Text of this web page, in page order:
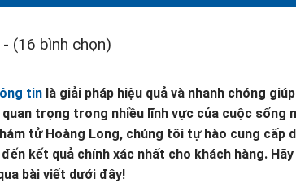
(16 bình chọn)
tin là giải pháp hiệu quả và nhanh chóng
trọng trong nhiều lĩnh vực của cuộc sống
tử Hoàng Long, chúng tôi tự hào cung
kết quả chính xác nhất cho khách hàng.
bài viết dưới đây!